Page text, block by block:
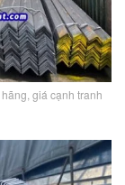
giá cạnh tranh